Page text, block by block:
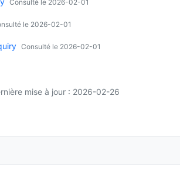
Consulté le 2026-02-01
le 2026-02-01
Consulté le 2026-02-01
mise à jour : 2026-02-26